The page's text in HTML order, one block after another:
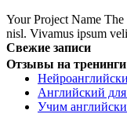
Your Project Name
nisl. Vivamus ipsum
Отзывы на тренинги
Свежие записи
Английский для
Учим